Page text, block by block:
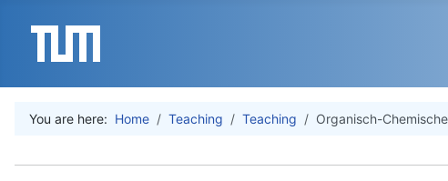
You are here: Home Teaching Teaching Organisch-